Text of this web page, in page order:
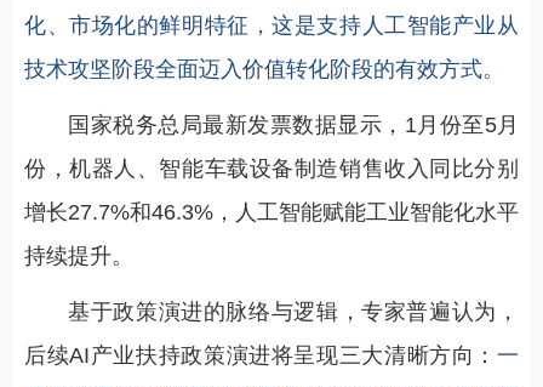
化、市场化的鲜明特征，这是支持人工智能产业从
技术攻坚阶段全面迈入价值转化阶段的有效方式。
国家税务总局最新发票数据显示，1月份至5月
份，机器人、智能车载设备制造销售收入同比分别
增长27.7%和46.3%，人工智能赋能工业智能化水平
持续提升。
基于政策演进的脉络与逻辑，专家普遍认为，
后续AI产业扶持政策演进将呈现三大清晰方向： 一